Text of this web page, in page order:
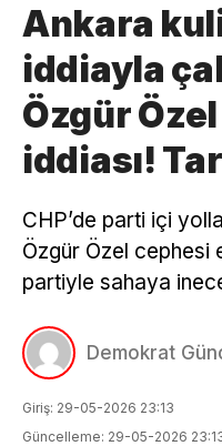
Ankara
iddiayla
Özgür
iddiası!
CHP’de parti içi
Özgür Özel cephesi
partiyle sahaya
Demokrat
Giriş: 29-05-2026 23:13
Güncelleme: 29-05-2026